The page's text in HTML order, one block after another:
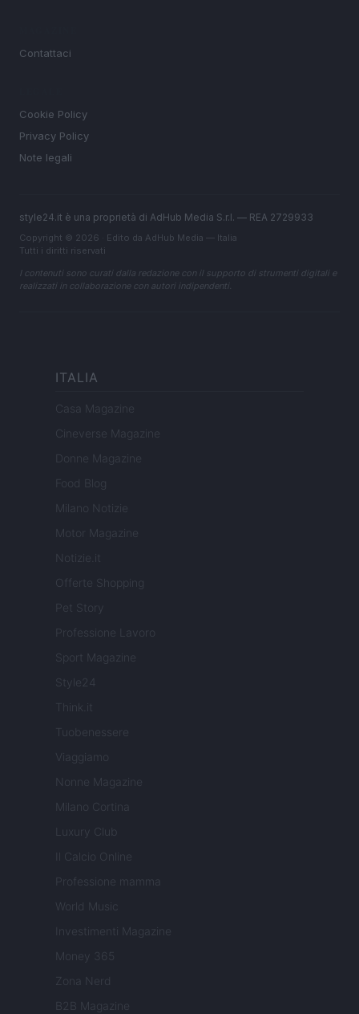
Contattaci
Cookie Policy
Privacy Policy
Note legali
style24.it è una proprietà di AdHub Media S.r.l. — REA 2729933
Copyright © 2026 · Edito da AdHub Media — Italia
Tutti i diritti riservati
I contenuti sono curati dalla redazione con il supporto di strumenti digitali e
realizzati in collaborazione con autori indipendenti.
ITALIA
Casa Magazine
Cineverse Magazine
Donne Magazine
Food Blog
Milano Notizie
Motor Magazine
Notizie.it
Offerte Shopping
Pet Story
Professione Lavoro
Sport Magazine
Style24
Think.it
Tuobenessere
Viaggiamo
Nonne Magazine
Milano Cortina
Luxury Club
Il Calcio Online
Professione mamma
World Music
Investimenti Magazine
Money 365
Zona Nerd
B2B Magazine